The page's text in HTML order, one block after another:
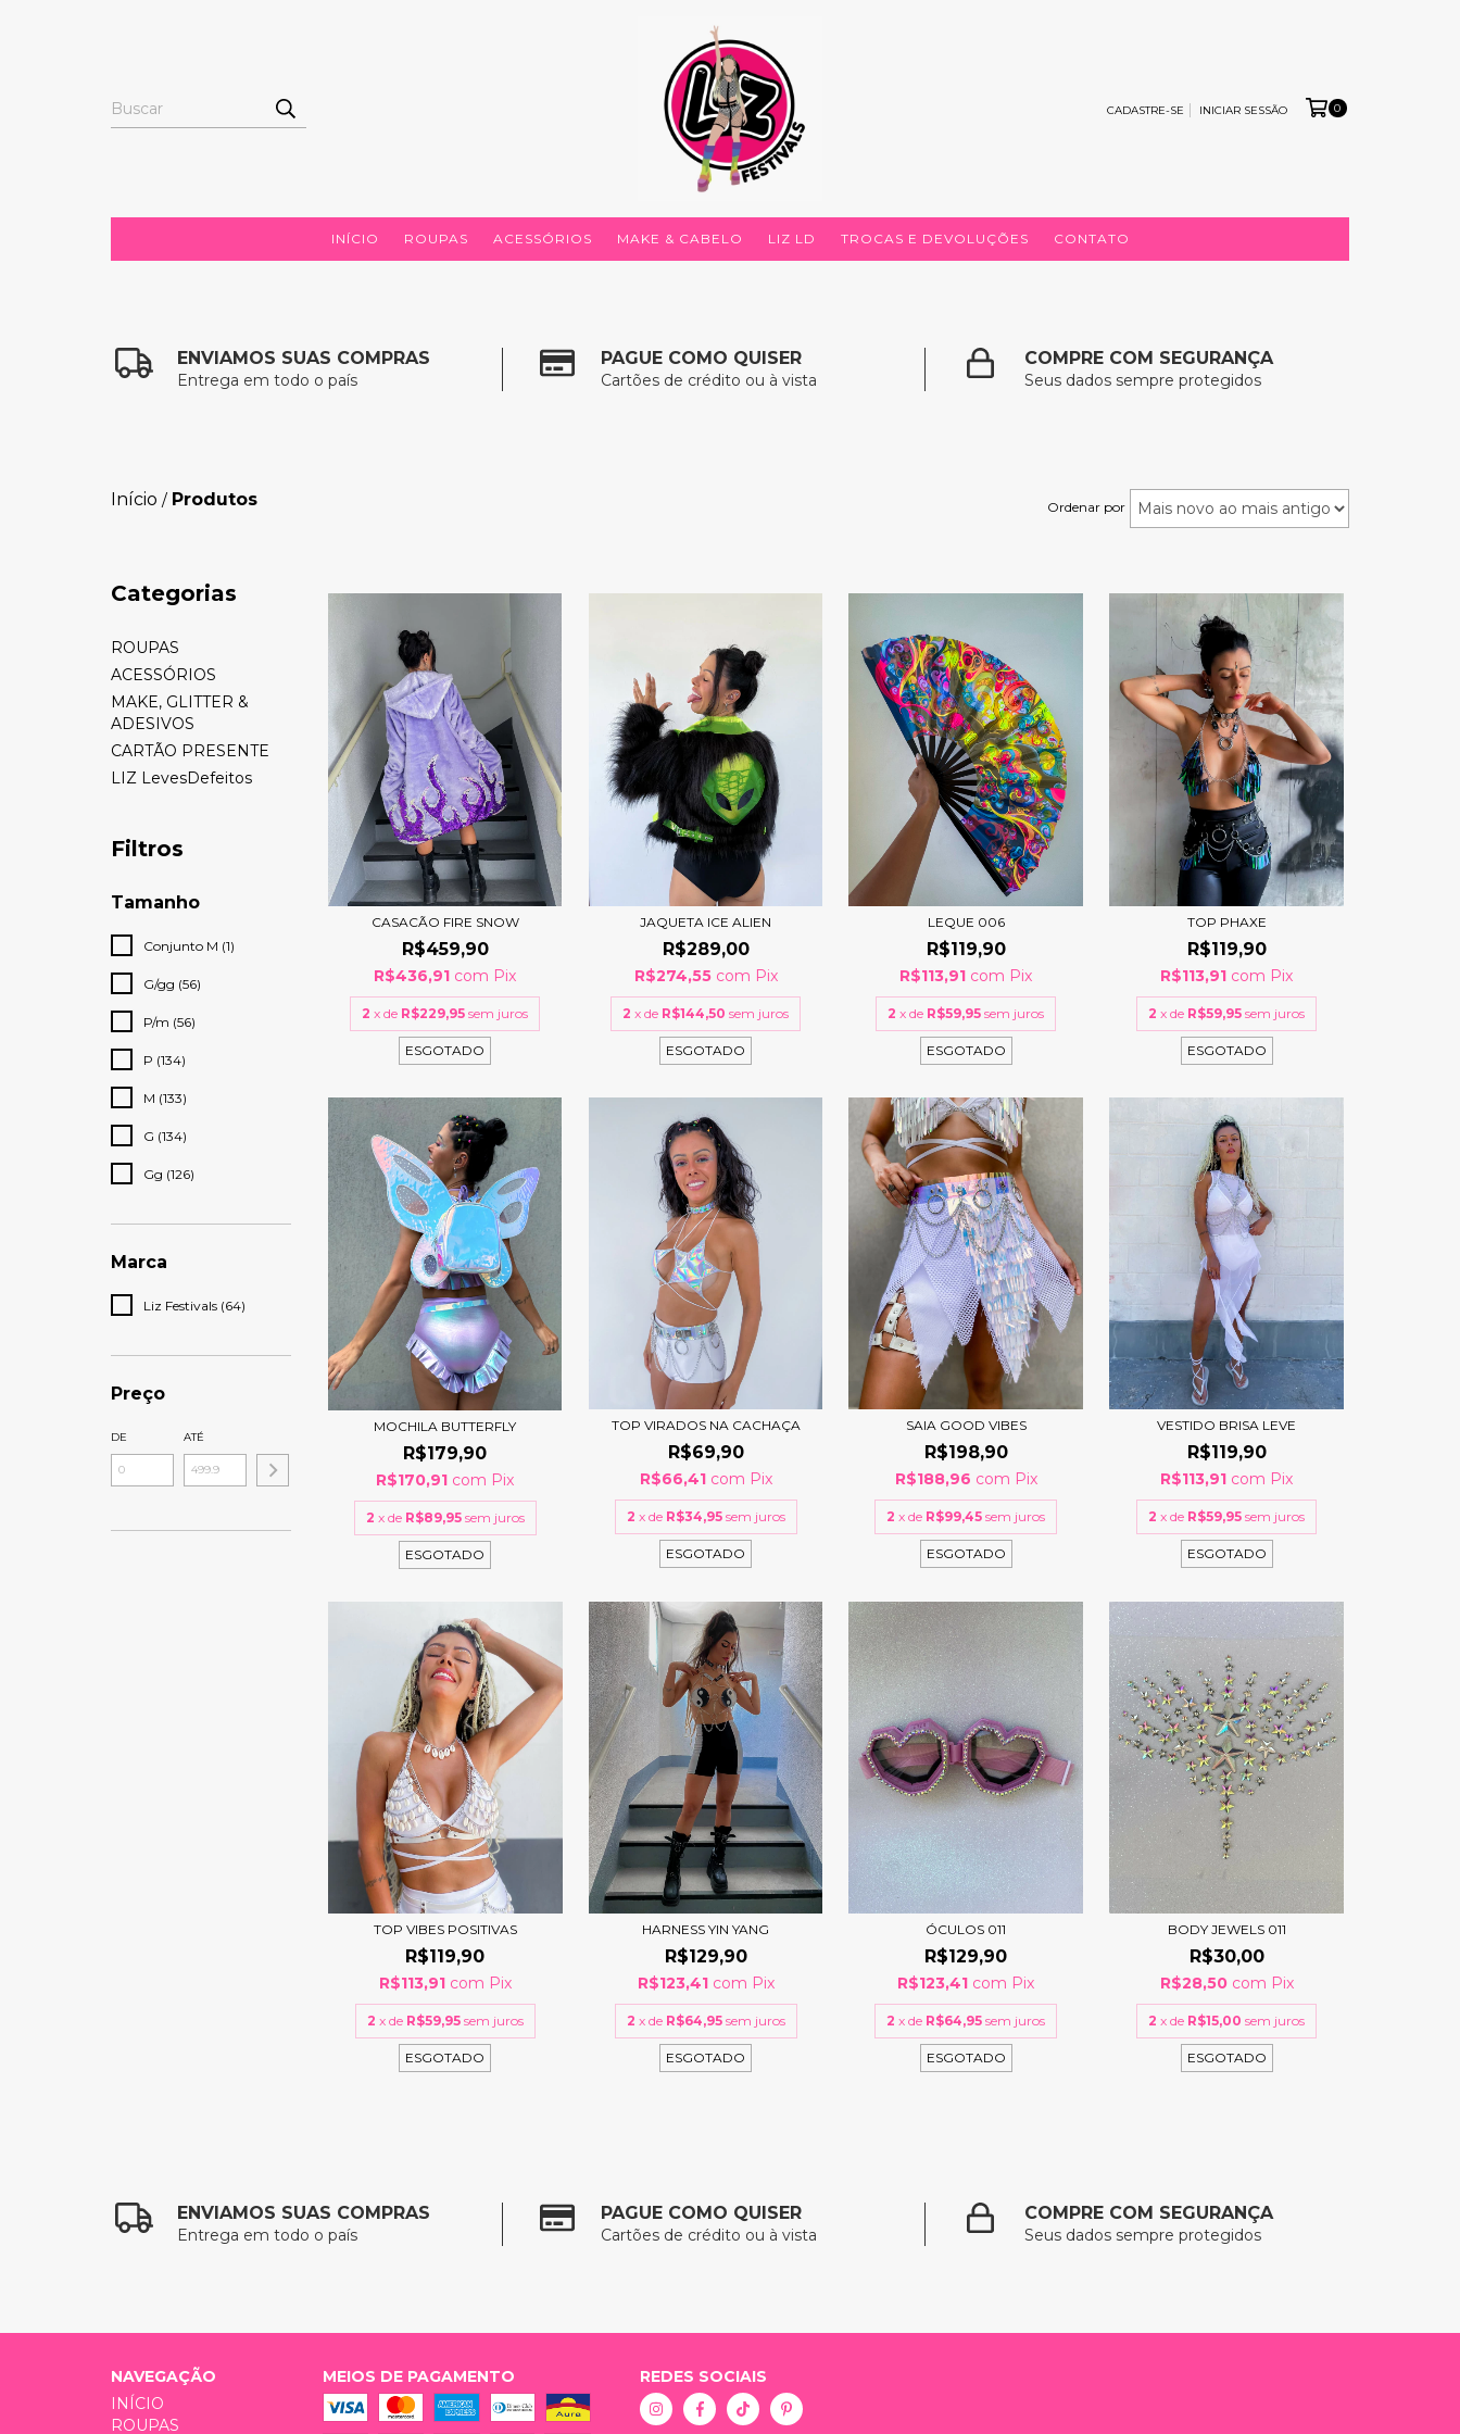
CADASTRE-SE INICIAR SESSÃO 0
INÍCIO ROUPAS ACESSÓRIOS MAKE & CABELO LIZ LD TROCAS E DEVOLUÇÕES CONTATO
ENVIAMOS SUAS COMPRAS
Entrega em todo o país
PAGUE COMO QUISER
Cartões de crédito ou à vista
COMPRE COM SEGURANÇA
Seus dados sempre protegidos
Início / Produtos Ordenar por
Categorias
ROUPAS
ACESSÓRIOS
MAKE, GLITTER &
ADESIVOS
CARTÃO PRESENTE
LIZ LevesDefeitos
Filtros
Tamanho
Conjunto M (1)
G/gg (56)
P/m (56)
P (134)
M (133)
G (134)
Gg (126)
Marca
Liz Festivals (64)
Preço
DE ATÉ
CASACÃO FIRE SNOW
R$459,90
R$436,91 com Pix
2 x de R$229,95 sem juros
ESGOTADO
JAQUETA ICE ALIEN
R$289,00
R$274,55 com Pix
2 x de R$144,50 sem juros
ESGOTADO
LEQUE 006
R$119,90
R$113,91 com Pix
2 x de R$59,95 sem juros
ESGOTADO
TOP PHAXE
R$119,90
R$113,91 com Pix
2 x de R$59,95 sem juros
ESGOTADO
MOCHILA BUTTERFLY
R$179,90
R$170,91 com Pix
2 x de R$89,95 sem juros
ESGOTADO
TOP VIRADOS NA CACHAÇA
R$69,90
R$66,41 com Pix
2 x de R$34,95 sem juros
ESGOTADO
SAIA GOOD VIBES
R$198,90
R$188,96 com Pix
2 x de R$99,45 sem juros
ESGOTADO
VESTIDO BRISA LEVE
R$119,90
R$113,91 com Pix
2 x de R$59,95 sem juros
ESGOTADO
TOP VIBES POSITIVAS
R$119,90
R$113,91 com Pix
2 x de R$59,95 sem juros
ESGOTADO
HARNESS YIN YANG
R$129,90
R$123,41 com Pix
2 x de R$64,95 sem juros
ESGOTADO
ÓCULOS 011
R$129,90
R$123,41 com Pix
2 x de R$64,95 sem juros
ESGOTADO
BODY JEWELS 011
R$30,00
R$28,50 com Pix
2 x de R$15,00 sem juros
ESGOTADO
ENVIAMOS SUAS COMPRAS
Entrega em todo o país
PAGUE COMO QUISER
Cartões de crédito ou à vista
COMPRE COM SEGURANÇA
Seus dados sempre protegidos
NAVEGAÇÃO
INÍCIO
ROUPAS
MEIOS DE PAGAMENTO REDES SOCIAIS